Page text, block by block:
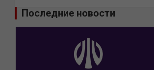
Последние новости